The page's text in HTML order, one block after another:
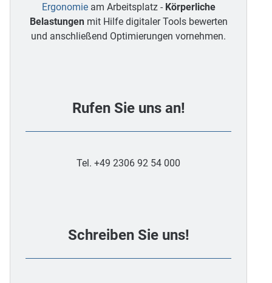
Ergonomieam Arbeitsplatz - Körperliche
Belastungenmit Hilfe digitaler Tools bewerten
und anschließend Optimierungen vornehmen.
Rufen Sie uns an!
Tel. +49 2306 92 54 000
Schreiben Sie uns!